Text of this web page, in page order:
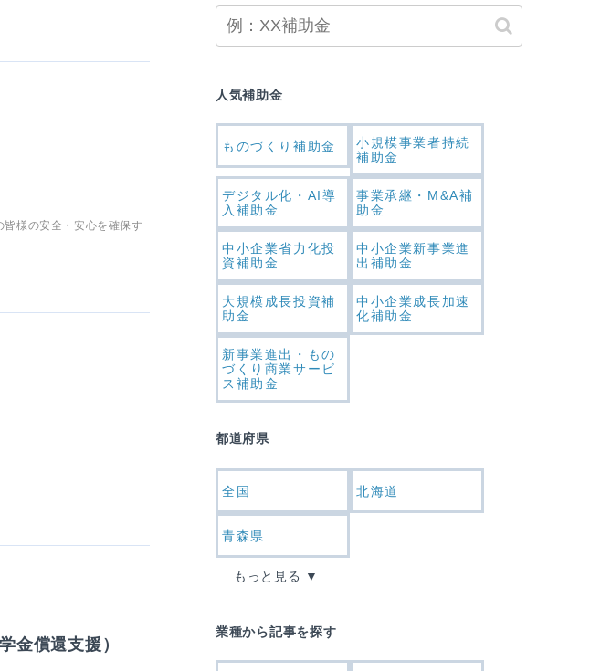
様の安全・安心を確保す
金償還支援）
人気補助金
ものづくり補助金
小規模事業者持続
補助金
デジタル化・AI導
入補助金
事業承継・M&A補
助金
中小企業省力化投
資補助金
中小企業新事業進
出補助金
大規模成長投資補
助金
中小企業成長加速
化補助金
新事業進出・もの
づくり商業サービ
ス補助金
都道府県
全国 北海道
青森県
もっと見る
業種から記事を探す